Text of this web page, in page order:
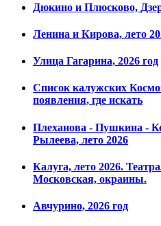
Дюкино и Плюсково,
Ленина и Кирова, лето
Улица Гагарина, 2026 год
Список калужских
появления, где искать
Плеханова - Пушкина -
Рылеева, лето 2026
Калуга, лето 2026.
Московская, окраины.
Авчурино, 2026 год